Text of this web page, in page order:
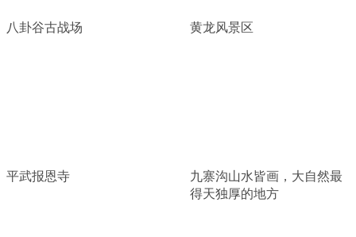
八卦谷古战场 黄龙风景区
平武报恩寺
九寨沟山水皆画，大自然最
得天独厚的地方